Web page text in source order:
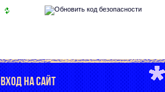
ВХОД НА САЙТ